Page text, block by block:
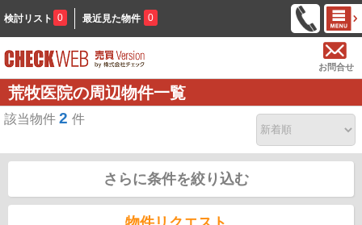
検討リスト 0 最近見た物件 0
お問合せ
荒牧医院の周辺物件一覧
該当物件 2 件
さらに条件を絞り込む